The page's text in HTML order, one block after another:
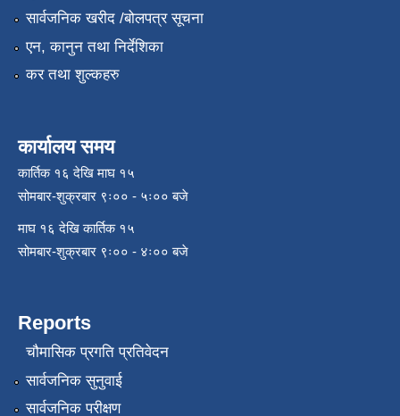
सार्वजनिक खरीद /बोलपत्र सूचना
एन, कानुन तथा निर्देशिका
कर तथा शुल्कहरु
कार्यालय समय
कार्तिक १६ देखि माघ १५
सोमबार-शुक्रबार ९ः०० - ५ः०० बजे
माघ १६ देखि कार्तिक १५
सोमबार-शुक्रबार ९ः०० - ४ः०० बजे
Reports
चौमासिक प्रगति प्रतिवेदन
सार्वजनिक सुनुवाई
सार्वजनिक परीक्षण